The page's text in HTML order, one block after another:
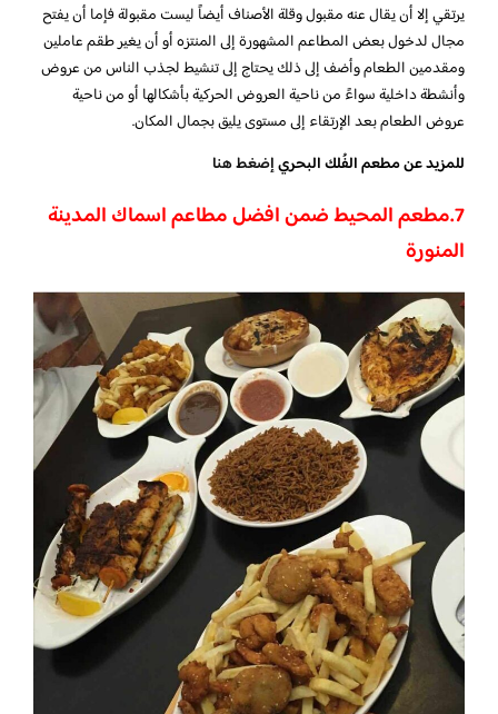
يرتقي إلا أن يقال عنه مقبول وقلة الأصناف أيضاً ليست مقبولة فإما أن يفتح
مجال لدخول بعض المطاعم المشهورة إلى المنتزه أو أن يغير طقم عاملين
ومقدمين الطعام وأضف إلى ذلك يحتاج إلى تنشيط لجذب الناس من عروض
وأنشطة داخلية سواءً من ناحية العروض الحركية بأشكالها أو من ناحية
عروض الطعام بعد الإرتقاء إلى مستوى يليق بجمال المكان.
للمزيد عن مطعم الفُلك البحريإضغط هنا
7.مطعم المحيط ضمن افضل مطاعم اسماك المدينة
المنورة